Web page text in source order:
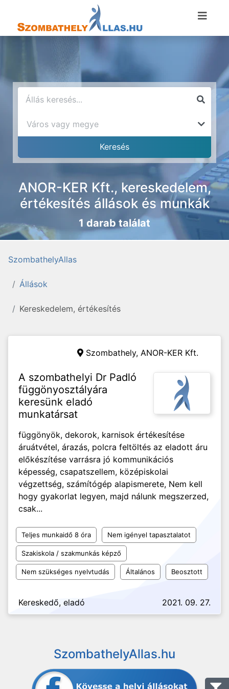
ANOR-KER Kft., kereskedelem,
értékesítés állások és munkák
1 darab találat
SzombathelyAllas
Állások
Kereskedelem, értékesítés
Szombathely, ANOR-KER Kft.
A szombathelyi Dr Padló
függönyosztályára
keresünk eladó
munkatársat
függönyök, dekorok, karnisok értékesítése
áruátvétel, árazás, polcra feltöltés az eladott áru
előkészítése varrásra jó kommunikációs
képesség, csapatszellem, középiskolai
végzettség, számítógép alapismerete, Nem kell
hogy gyakorlat legyen, majd nálunk megszerzed,
csak...
Teljes munkaidő 8 óra Nem igényel tapasztalatot
Szakiskola / szakmunkás képző
Nem szükséges nyelvtudás Általános Beosztott
Kereskedő, eladó 2021. 09. 27.
SzombathelyAllas.hu